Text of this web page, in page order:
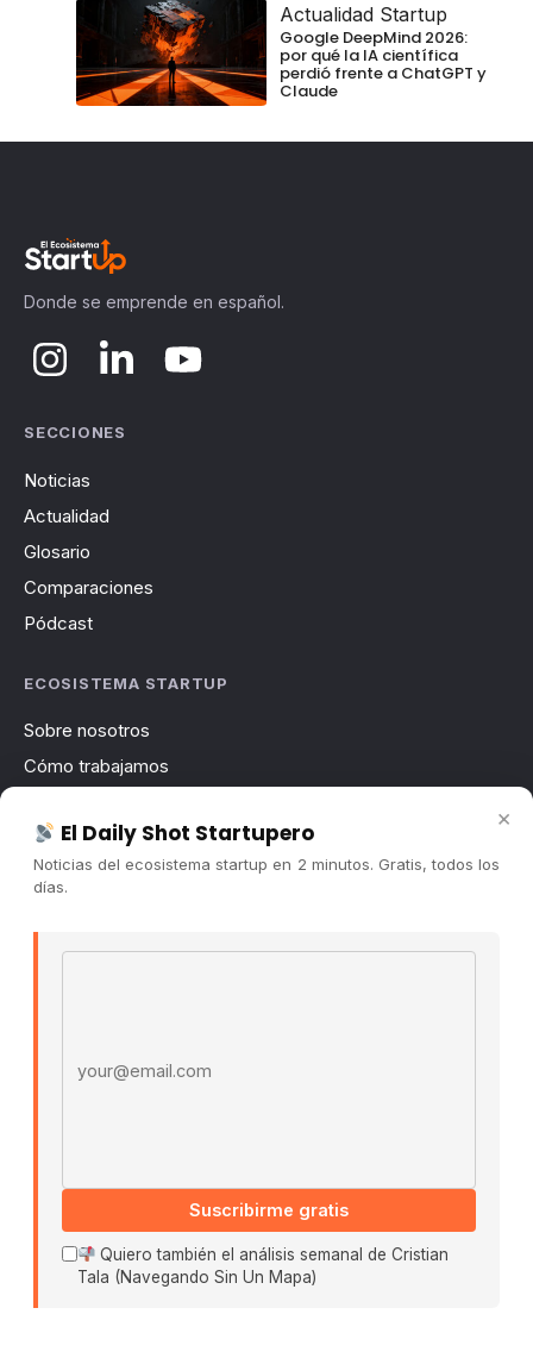
Actualidad Startup
Google DeepMind 2026:
por qué la IA científica
perdió frente a ChatGPT y
Claude
Donde se emprende en español.
SECCIONES
Noticias
Actualidad
Glosario
Comparaciones
Pódcast
ECOSISTEMA STARTUP
Sobre nosotros
Cómo trabajamos
Contacto
Publicidad
Es La Hora de Aprender ↗
Políticas De Privacidad · Términos De Uso
×
El Daily Shot Startupero
Noticias del ecosistema startup en 2 minutos. Gratis, todos los
días.
Suscribirme gratis
Quiero también el análisis semanal de Cristian
Tala (Navegando Sin Un Mapa)